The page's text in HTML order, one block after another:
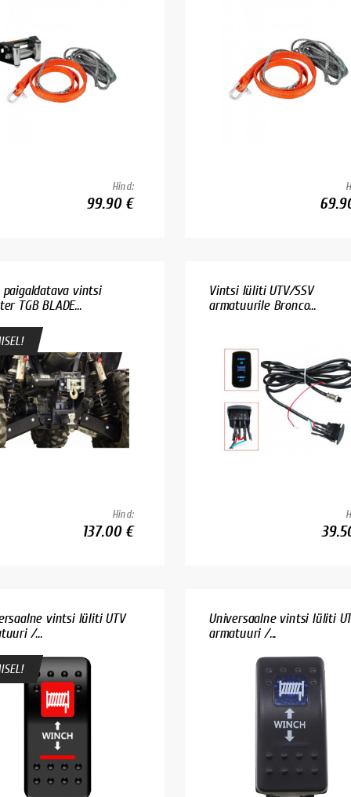
Hind:
99.90 €
paigaldatava vintsi
TGB BLADE...
Hind:
137.00 €
Vintsi lüliti UTV/SSV
armatuurile Bronco...
vintsi lüliti UTV
/...
Universaalne vintsi lüliti
armatuuri /...